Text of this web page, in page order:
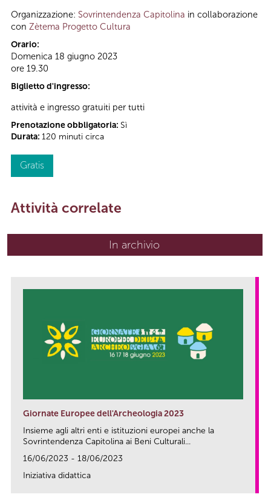
Organizzazione: Sovrintendenza Capitolina in collaborazione
con Zètema Progetto Cultura
Orario:
Domenica 18 giugno 2023
ore 19.30
Biglietto d'ingresso:
attività e ingresso gratuiti per tutti
Prenotazione obbligatoria: Sì
Durata: 120 minuti circa
Gratis
Attività correlate
In archivio
Giornate Europee dell'Archeologia 2023
Insieme agli altri enti e istituzioni europei anche la
Sovrintendenza Capitolina ai Beni Culturali...
16/06/2023 - 18/06/2023
Iniziativa didattica